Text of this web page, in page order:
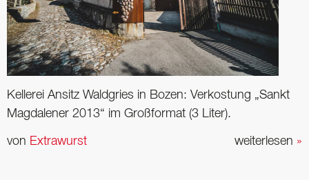
Kellerei Ansitz Waldgries in Bozen: Verkostung „Sankt
Magdalener 2013“ im Großformat (3 Liter).
weiterlesen »
von Extrawurst